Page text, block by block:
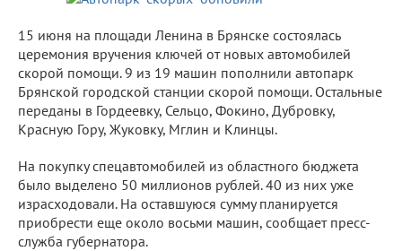
15 июня на площади Ленина в Брянске состоялась
церемония вручения ключей от новых автомобилей
скорой помощи. 9 из 19 машин пополнили автопарк
Брянской городской станции скорой помощи. Остальные
переданы в Гордеевку, Сельцо, Фокино, Дубровку,
Красную Гору, Жуковку, Мглин и Клинцы.
На покупку спецавтомобилей из областного бюджета
было выделено 50 миллионов рублей. 40 из них уже
израсходовали. На оставшуюся сумму планируется
приобрести еще около восьми машин, сообщает пресс-
служба губернатора.